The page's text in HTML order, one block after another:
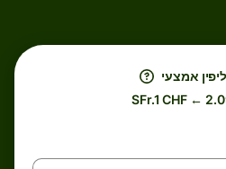
אמצעי
SFr.1 CHF ←